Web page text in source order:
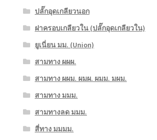
ปลั๊กอุดเกลียวนอก
ฝาครอบเกลียวใน (ปลั๊กอุดเกลียวใน)
ยูเนี่ยน มม. (Union)
สามทาง ผผผ.
สามทาง ผผม. ผมผ. ผมม. มผม.
สามทาง มมม.
สามทางลด มมม.
สี่ทาง มมมม.